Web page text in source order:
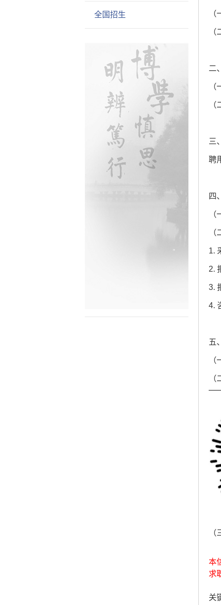
全国招生
二
三
聘
四
1.
2.
3.
4.
五
本
求
关